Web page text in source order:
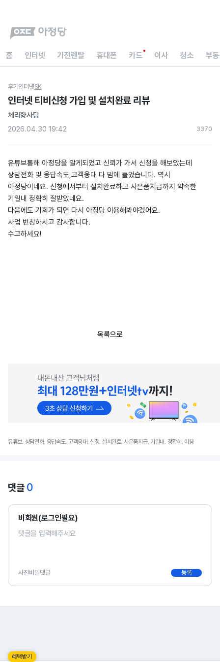
홈 인터넷 가전렌탈 휴대폰 카드 이사 청소 부
후기 인터넷SK
인터넷 티비신청 가입 및 설치완료 리뷰
체리향사탕
2026.04.30 19:42
3370
유튜브통해 아정당을 알게되었고 신뢰가 가서 신청을 해보았는데
상담전화 및 응답속도,고객응대 다 맘에 들었습니다. 역시
아정당이네요. 신청에서부터 설치완료하고 사은품지급까지 약속한
기일내 정확히 잘받았네요.
다음에도 기회가 되면 다시 아정당 이용해봐야겠어요.
사업 번창하시고 감사합니다.
수고하세요!
목록으로
유튜브, 상담전화, 응답속도, 고객응대, 신청, 설치완료, 사은품지급, 기일내, 정확히, 이용
댓글 0
비회원(로그인필요)
사진비밀댓글 등록